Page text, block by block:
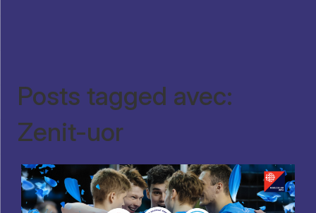
Posts tagged avec:
Zenit-uor